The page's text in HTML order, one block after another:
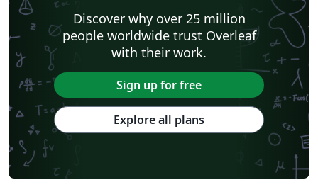
Discover why over 25 million
people worldwide trust Overleaf
with their work.
Sign up for free
Explore all plans